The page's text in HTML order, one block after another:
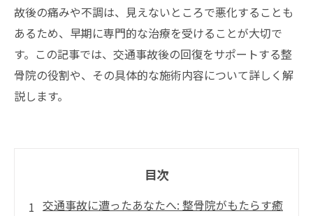
故後の痛みや不調は、見えないところで悪化することも
あるため、早期に専門的な治療を受けることが大切で
す。この記事では、交通事故後の回復をサポートする整
骨院の役割や、その具体的な施術内容について詳しく解
説します。
目次
交通事故に遭ったあなたへ: 整骨院がもたらす癒